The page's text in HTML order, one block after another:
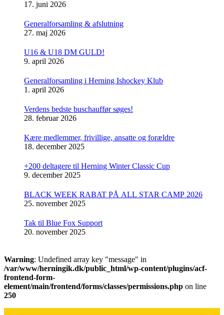
17. juni 2026
Generalforsamling & afslutning
27. maj 2026
U16 & U18 DM GULD!
9. april 2026
Generalforsamling i Herning Ishockey Klub
1. april 2026
Verdens bedste buschauffør søges!
28. februar 2026
Kære medlemmer, frivillige, ansatte og forældre
18. december 2025
+200 deltagere til Herning Winter Classic Cup
9. december 2025
BLACK WEEK RABAT PÅ ALL STAR CAMP 2026
25. november 2025
Tak til Blue Fox Support
20. november 2025
Warning: Undefined array key "message" in
/var/www/herningik.dk/public_html/wp-content/plugins/acf-
frontend-form-
element/main/frontend/forms/classes/permissions.php on line
250